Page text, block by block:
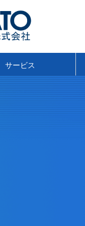
サービス